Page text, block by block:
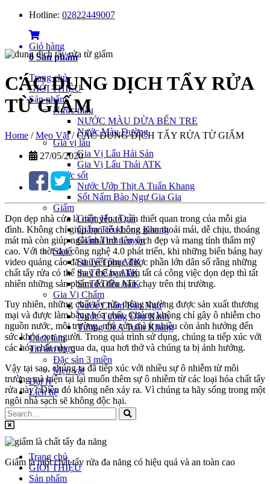
Hotline: 02822449007
Giỏ hàng
0 Sản phẩm
Trang chủ
GIỚI THIỆU
Sản phẩm
Nước màu
NƯỚC MÀU DỪA BẾN TRE
Nước Màu Đường
Gia vị lẩu
Gia Vị Lẩu Hải Sản
Gia Vị Lẩu Thái ATK
Nước sốt
Nước Ướp Thịt A Tuấn Khang
Sốt Nấm Bào Ngư Gia Gia
Giấm
Giấm Hoa Quả
Giấm Tiều Long Khang
Giấm Tinh Luyện
Sa tế
Sa Tế Tôm ATK
Sa Tế Cay ATK
Sa Tế Dừa ATK
Gia Vị Chấm
Nước Chấm Bào Ngư
Nước Tương Đậu Nành
Tương Ớt A Tuấn Khang
Cách làm
Tin ẩm thực
Đặc sản 3 miền
Mẹo vặt
Đại lý
Liên hệ
Trang chủ
GIỚI THIỆU
Sản phẩm
CÁC DUNG DỊCH TẨY RỬA
TỪ GIẤM
Home /Mẹo Vặt/CÁC DUNG DỊCH TẨY RỬA TỪ GIẤM
27/05/2020
Dọn dẹp nhà cửa là một yếu tố cần thiết quan trong của mỗi gia
đình. Không chỉ giúp bạn có không gian thoải mái, dễ chịu, thoáng
mát mà còn giúp ngôi nhà trở nên sạch đẹp và mang tính thẩm mỹ
cao. Với thời đại công nghệ 4.0 phát triển, khi những biển bảng hay
video quảng cáo đã thuyết phục được phần lớn dân số rằng những
chất tẩy rửa có thể thay thế bạn làm tất cả công việc dọn dẹp thì tất
nhiên những sản phẩm đó đều bán chạy trên thị trường.
Tuy nhiên, những chất tẩy rửa thông thường được sản xuất thương
mại và được làm bằng hóa chất. Chúng không chỉ gây ô nhiễm cho
nguồn nước, môi trường, nhà cửa mà ít nhiều còn ảnh hưởng đến
sức khỏe con người. Trong quá trình sử dụng, chúng ta tiếp xúc với
các hóa chất này qua da, qua hơi thở và chúng ta bị ảnh hưởng.
Vậy tại sao, chúng ta đã tiếp xúc với nhiều sự ô nhiễm từ môi
trường mà hiện tại lại muốn thêm sự ô nhiễm từ các loại hóa chất tẩy
rửa này? Điều đó không nên xảy ra. Vì chúng ta hãy sống trong một
ngôi nhà sạch sẽ không độc hại.
Giấm là một chất tẩy rửa đa năng có hiệu quả và an toàn cao